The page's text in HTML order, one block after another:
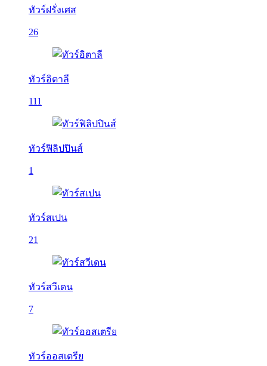
ทัวร์ฝรั่งเศส
26
ทัวร์อิตาลี
111
ทัวร์ฟิลิปปินส์
1
ทัวร์สเปน
21
ทัวร์สวีเดน
7
ทัวร์ออสเตรีย